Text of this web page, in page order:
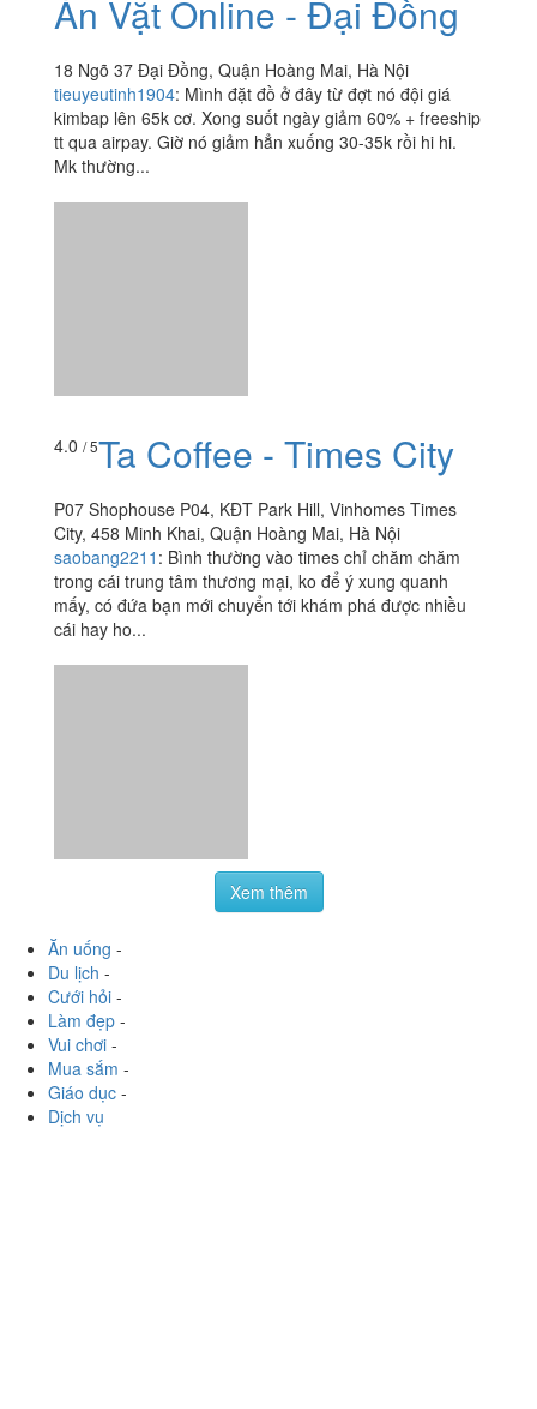
Ăn Vặt Online - Đại Đồng
18 Ngõ 37 Đại Đồng, Quận Hoàng Mai, Hà Nội
tieuyeutinh1904: Mình đặt đồ ở đây từ đợt nó đội giá
kimbap lên 65k cơ. Xong suốt ngày giảm 60% + freeship
tt qua airpay. Giờ nó giảm hẳn xuống 30-35k rồi hi hi.
Mk thường...
4.0 / 5Ta Coffee - Times City
P07 Shophouse P04, KĐT Park Hill, Vinhomes Times
City, 458 Minh Khai, Quận Hoàng Mai, Hà Nội
saobang2211 : Bình thường vào times chỉ chăm chăm
trong cái trung tâm thương mại, ko để ý xung quanh
mấy, có đứa bạn mới chuyển tới khám phá được nhiều
cái hay ho...
Xem thêm
Ăn uống -
Du lịch -
Cưới hỏi -
Làm đẹp -
Vui chơi -
Mua sắm -
Giáo dục -
Dịch vụ